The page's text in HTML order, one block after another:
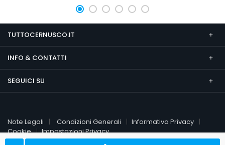
TUTTOCERNUSCO.IT
INFO & CONTATTI
SEGUICI SU
Note Legali Condizioni Generali
Informativa Privacy
Cookie
Impostazioni Privacy